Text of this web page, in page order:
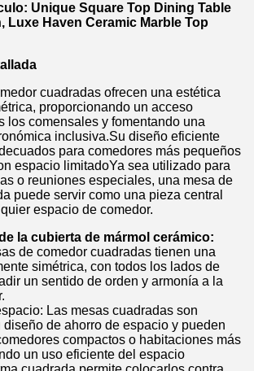
Unique Square Top Dining Table
Luxe Haven Ceramic Marble Top
cuadradas ofrecen una estética
proporcionando un acceso
los comensales y fomentando una
inclusiva.Su diseño eficiente
para comedores más pequeños
espacio limitadoYa sea utilizado para
o reuniones especiales, una mesa de
puede servir como una pieza central
espacio de comedor.
la cubierta de mármol cerámico:
de comedor cuadradas tienen una
simétrica, con todos los lados de
un sentido de orden y armonía a la
Las mesas cuadradas son
de ahorro de espacio y pueden
compactos o habitaciones más
un uso eficiente del espacio